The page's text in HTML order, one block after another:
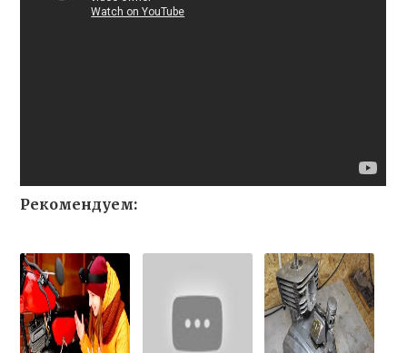
Рекомендуем: